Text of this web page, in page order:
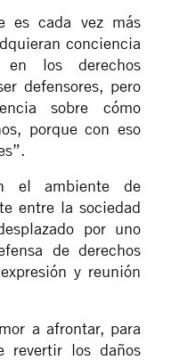
es cada vez más
conciencia
en los derechos
defensores, pero
sobre cómo
porque con eso
el ambiente de
entre la sociedad
por uno
de derechos
y reunión
a afrontar, para
revertir los daños